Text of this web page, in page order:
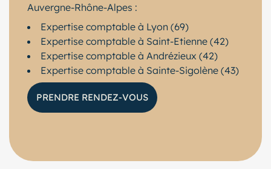
Auvergne-Rhône-Alpes :
Expertise comptable à Lyon (69)
Expertise comptable à Saint-Etienne (42)
Expertise comptable à Andrézieux (42)
Expertise comptable à Sainte-Sigolène (43)
PRENDRE RENDEZ-VOUS